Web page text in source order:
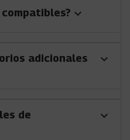
keyboard_arrow_down
adicionales
keyboard_arrow_down
de
keyboard_arrow_down